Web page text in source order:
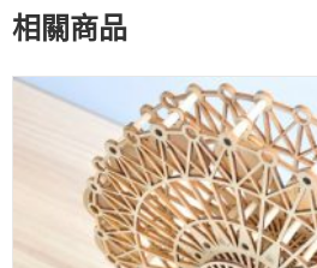
相關商品